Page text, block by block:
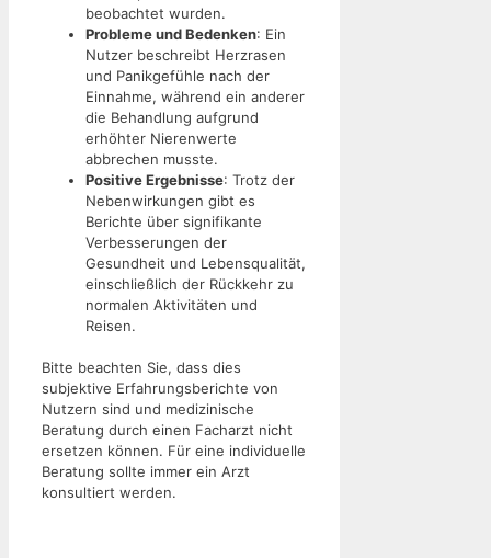
beobachtet wurden.
Probleme und Bedenken: Ein
Nutzer beschreibt Herzrasen
und Panikgefühle nach der
Einnahme, während ein anderer
die Behandlung aufgrund
erhöhter Nierenwerte
abbrechen musste.
Positive Ergebnisse: Trotz der
Nebenwirkungen gibt es
Berichte über signifikante
Verbesserungen der
Gesundheit und Lebensqualität,
einschließlich der Rückkehr zu
normalen Aktivitäten und
Reisen.
Bitte beachten Sie, dass dies
subjektive Erfahrungsberichte von
Nutzern sind und medizinische
Beratung durch einen Facharzt nicht
ersetzen können. Für eine individuelle
Beratung sollte immer ein Arzt
konsultiert werden.